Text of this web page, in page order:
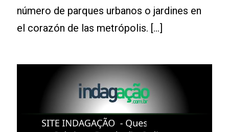
número de parques urbanos o jardines en
el corazón de las metrópolis. [...]